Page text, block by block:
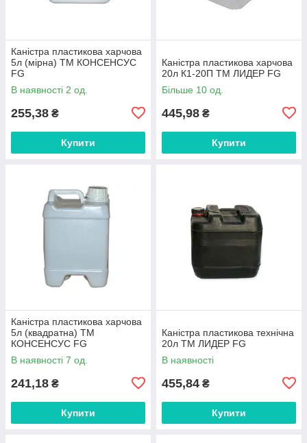
Каністра пластикова харчова
5л (мірна) ТМ КОНСЕНСУС
FG
В наявності 2 од.
255,38 ₴
Купити
Каністра пластикова харчова
20л К1-20П ТМ ЛИДЕР FG
Більше 10 од.
445,98 ₴
Купити
Каністра пластикова харчова
5л (квадратна) ТМ
КОНСЕНСУС FG
В наявності 7 од.
241,18 ₴
Купити
Каністра пластикова технічна
20л ТМ ЛИДЕР FG
В наявності
455,84 ₴
Купити